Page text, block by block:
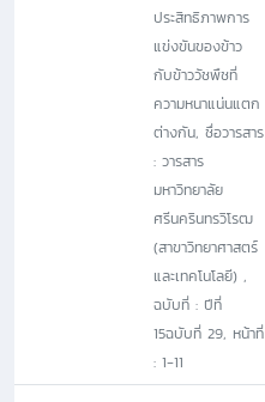
ประสิทธิภาพการ
แข่งขันของข้าว
กับข้าววัชพืชที่
ความหนาแน่นแตก
ต่างกัน, ชื่อวารสาร
: วารสาร
มหาวิทยาลัย
ศรีนครินทรวิโรฒ
(สาขาวิทยาศาสตร์
และเทคโนโลยี) ,
ฉบับที่ : ปีที่
15ฉบับที่ 29, หน้าที่
: 1-11